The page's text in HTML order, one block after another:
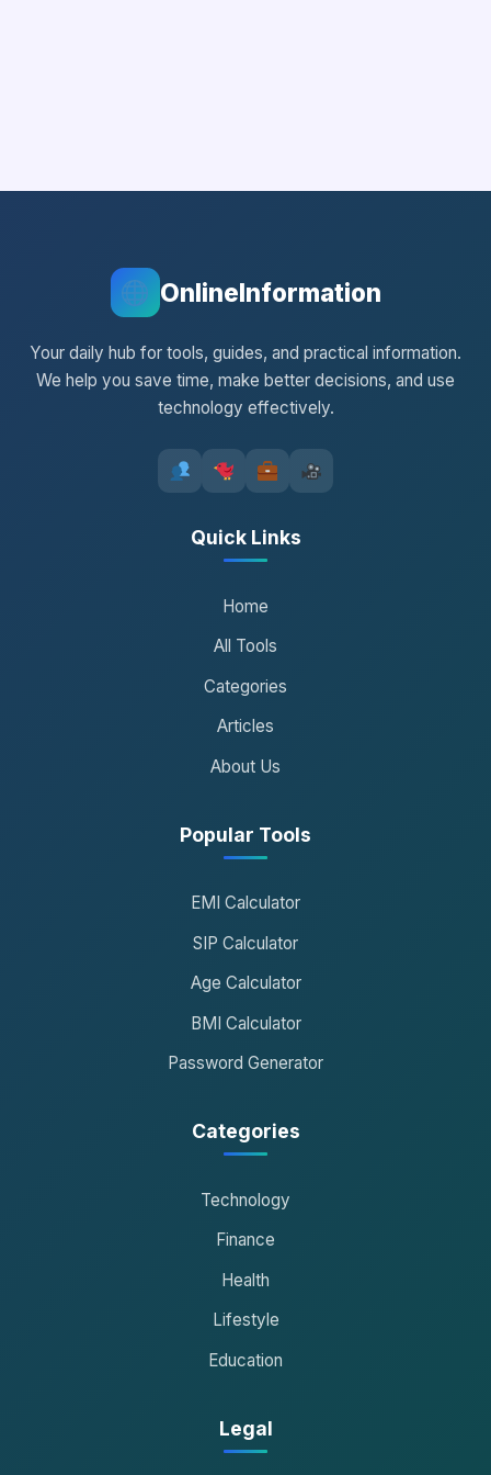
OnlineInformation
Your daily hub for tools, guides, and practical information.
We help you save time, make better decisions, and use
technology effectively.
Quick Links
Home
All Tools
Categories
Articles
About Us
Popular Tools
EMI Calculator
SIP Calculator
Age Calculator
BMI Calculator
Password Generator
Categories
Technology
Finance
Health
Lifestyle
Education
Legal